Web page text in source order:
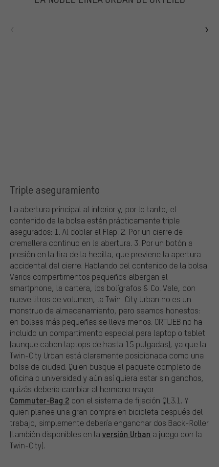
Triple aseguramiento
La abertura principal al interior y, por lo tanto, el
contenido de la bolsa están prácticamente triple
asegurados: 1. Al doblar el Flap. 2. Por un cierre de
cremallera continuo en la abertura. 3. Por un botón a
presión en la tira de la hebilla, que previene la apertura
accidental del cierre. Hablando del contenido de la bolsa:
Varios compartimentos pequeños albergan el
smartphone, la cartera, los bolígrafos & Co. Vale, con
nueve litros de volumen, la Twin-City Urban no es un
monstruo de almacenamiento, pero seamos honestos:
en bolsas más pequeñas se lleva menos. ORTLIEB no ha
incluido un compartimento especial para laptop o tablet
(aunque caben laptops de hasta 15 pulgadas), ya que la
Twin-City Urban está claramente posicionada como una
bolsa de ciudad. Quien busque el paquete completo de
oficina o universidad y aún así quiera estar sin ganchos,
quizás debería cambiar al hermano mayor
Commuter-Bag 2 con el sistema de fijación QL3.1. Y
quien planee una gran compra en bicicleta después del
trabajo, simplemente debería enganchar dos Back-Roller
(también disponibles en la versión Urban a juego con la
Twin-City).